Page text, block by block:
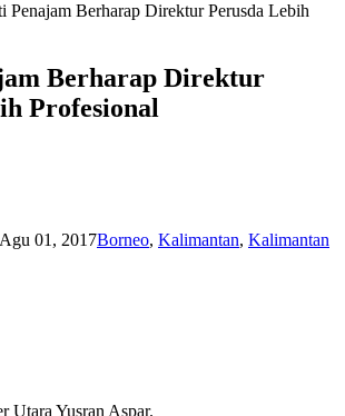
Penajam Berharap Direktur Perusda Lebih
Berharap Direktur
Profesional
Agu 01, 2017Borneo, Kalimantan, Kalimantan
Utara Yusran Aspar.